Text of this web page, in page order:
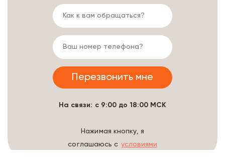
На связи: с 9:00 до 18:00 МСК
Нажимая кнопку, я
соглашаюсь с условиями